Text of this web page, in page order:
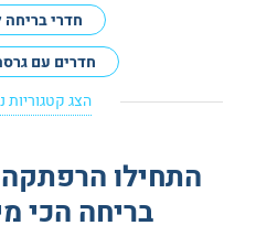
חדרי
חדרים עם
חדרי בריחה לא מפחידים
חדרי בריחה מצחיקים
הצג קטגוריות
התחילו הרפתקה
בריחה הכי